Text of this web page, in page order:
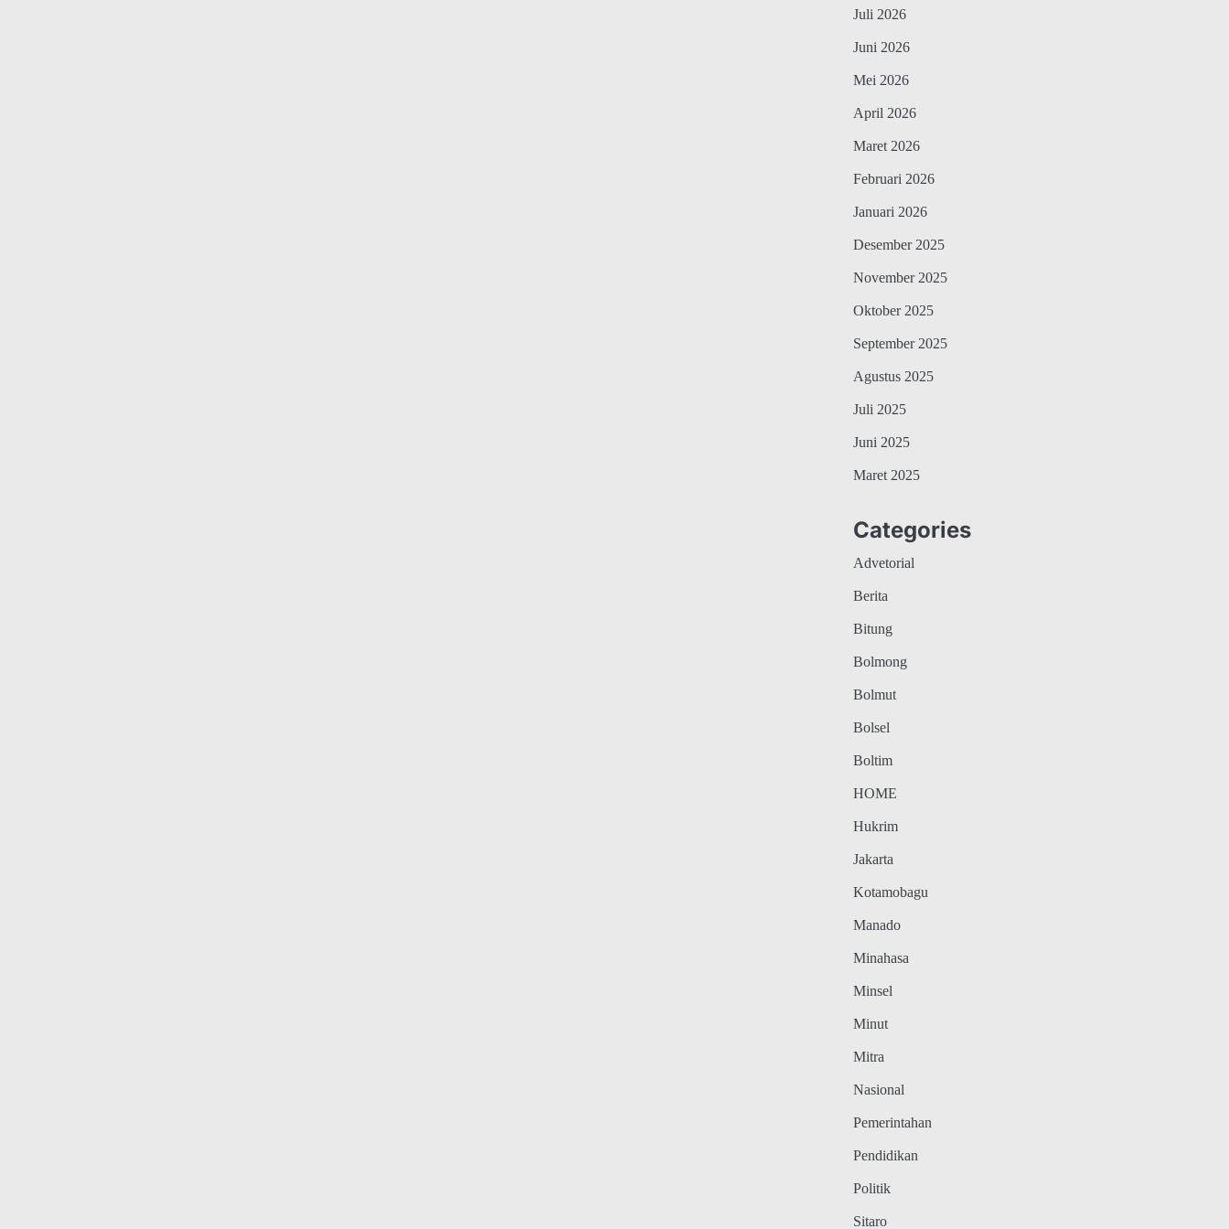
Juli 2026
Juni 2026
Mei 2026
April 2026
Maret 2026
Februari 2026
Januari 2026
Desember 2025
November 2025
Oktober 2025
September 2025
Agustus 2025
Juli 2025
Juni 2025
Maret 2025
Categories
Advetorial
Berita
Bitung
Bolmong
Bolmut
Bolsel
Boltim
HOME
Hukrim
Jakarta
Kotamobagu
Manado
Minahasa
Minsel
Minut
Mitra
Nasional
Pemerintahan
Pendidikan
Politik
Sitaro